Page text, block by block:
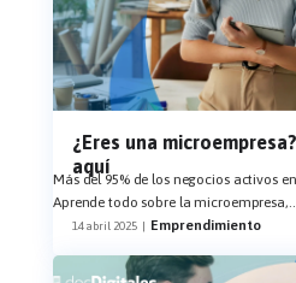
¿Eres una
aquí
Más del 95% de los negocios activos
Aprende todo sobre la microempresa,
14 abril 2025 | Emprendimiento